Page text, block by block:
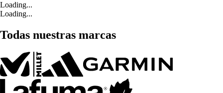
Loading...
Loading...
Todas nuestras marcas